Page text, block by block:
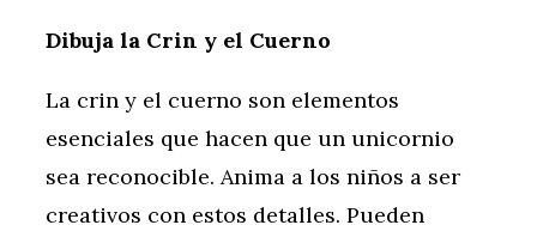
Dibuja la Crin y el Cuerno
La crin y el cuerno son elementos
esenciales que hacen que un unicornio
sea reconocible. Anima a los niños a ser
creativos con estos detalles. Pueden